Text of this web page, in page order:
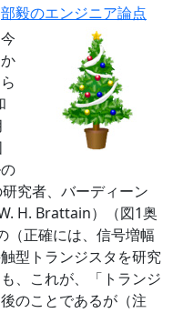
部毅のエンジニア論点
今
か
ら
究者、バーディーン
H. Brattain）（図1奥
（正確には、信号増幅
型トランジスタを研究
、これが、「トランジ
のことであるが（注